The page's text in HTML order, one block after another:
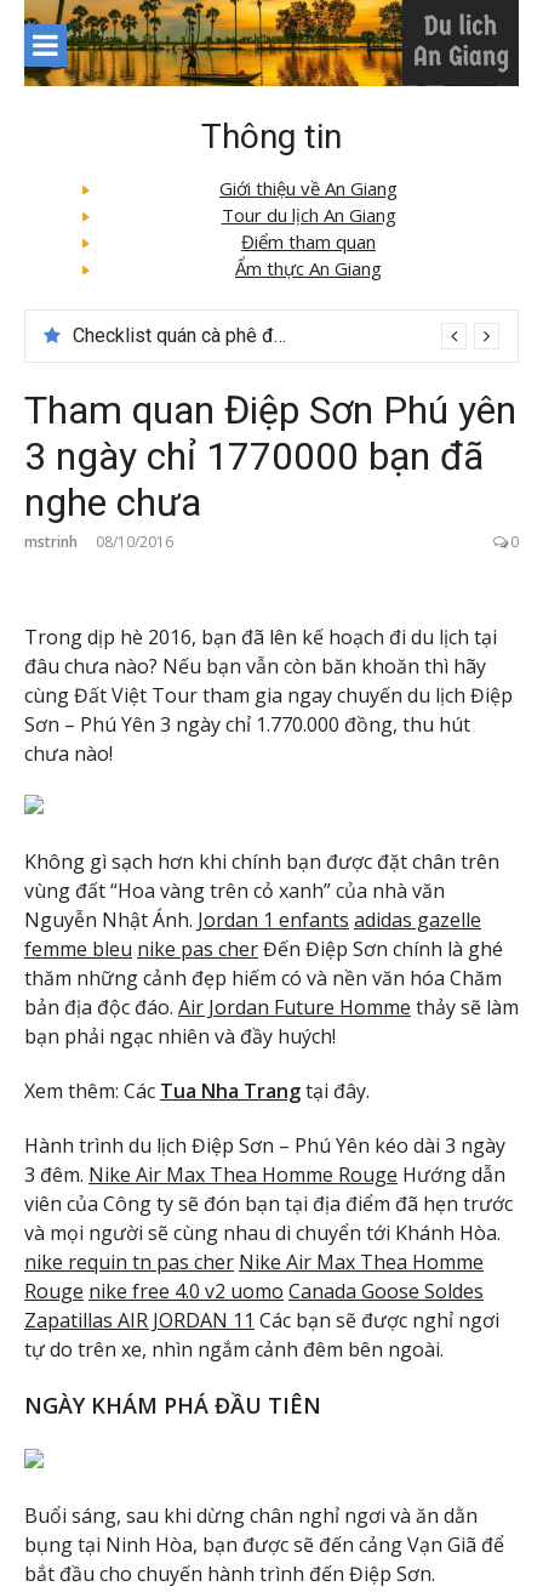
Skip
content
Thông tin
Giới thiệu về An Giang
Tour du lịch An Giang
Điểm tham quan
Ẩm thực An Giang
Du lịch Sapa: Khám phá bản Ý Linh Hồ độc đáo giữa Tây Bắc
Tham quan Điệp Sơn Phú yên
3 ngày chỉ 1770000 bạn đã
nghe chưa
mstrinh 08/10/2016 0
Trong dịp hè 2016, bạn đã lên kế hoạch đi du lịch tại
đâu chưa nào? Nếu bạn vẫn còn băn khoăn thì hãy
cùng Đất Việt Tour tham gia ngay chuyến du lịch Điệp
Sơn – Phú Yên 3 ngày chỉ 1.770.000 đồng, thu hút
chưa nào!
Không gì sạch hơn khi chính bạn được đặt chân trên
vùng đất “Hoa vàng trên cỏ xanh” của nhà văn
Nguyễn Nhật Ánh. Jordan 1 enfants adidas gazelle
femme bleu nike pas cherĐến Điệp Sơn chính là ghé
thăm những cảnh đẹp hiếm có và nền văn hóa Chăm
bản địa độc đáo. Air Jordan Future Homme thảy sẽ làm
bạn phải ngạc nhiên và đầy huých!
Xem thêm: Các Tua Nha Trangtại đây.
Hành trình du lịch Điệp Sơn – Phú Yên kéo dài 3 ngày
3 đêm. Nike Air Max Thea Homme Rouge Hướng dẫn
viên của Công ty sẽ đón bạn tại địa điểm đã hẹn trước
và mọi người sẽ cùng nhau di chuyển tới Khánh Hòa.
nike requin tn pas cher Nike Air Max Thea Homme
Rouge nike free 4.0 v2 uomo Canada Goose Soldes
Zapatillas AIR JORDAN 11 Các bạn sẽ được nghỉ ngơi
tự do trên xe, nhìn ngắm cảnh đêm bên ngoài.
NGÀY KHÁM PHÁ ĐẦU TIÊN
Buổi sáng, sau khi dừng chân nghỉ ngơi và ăn dằn
bụng tại Ninh Hòa, bạn được sẽ đến cảng Vạn Giã để
bắt đầu cho chuyến hành trình đến Điệp Sơn.